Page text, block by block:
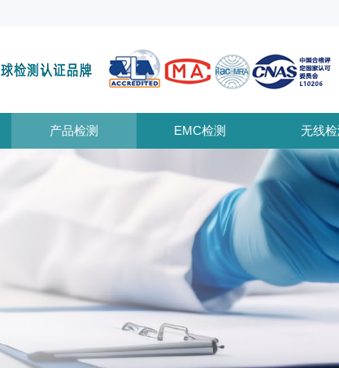
产品检测 EMC检测 无线检